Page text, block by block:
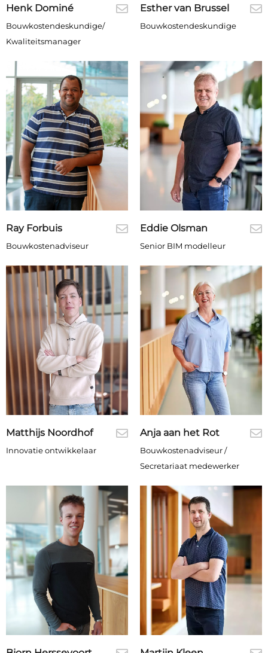
Henk Dominé
Bouwkostendeskundige/
Kwaliteitsmanager
Esther van Brussel
Bouwkostendeskundige
Ray Forbuis
Bouwkostenadviseur
Eddie Olsman
Senior BIM modelleur
Matthijs Noordhof
Innovatie ontwikkelaar
Anja aan het Rot
Bouwkostenadviseur /
Secretariaat medewerker